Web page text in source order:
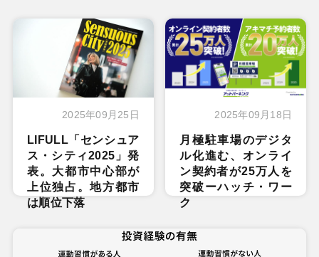
2025年09月25日
LIFULL「センシュア
ス・シティ2025」発
表。大都市中心部が
上位独占。地方都市
は順位下落
2025年09月18日
月極駐車場のデジタ
ル化進む、オンライ
ン契約者が25万人を
突破ーハッチ・ワー
ク